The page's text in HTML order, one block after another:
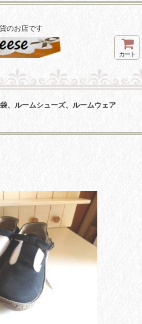
のお店です
カート
、ルームシューズ、ルームウェア